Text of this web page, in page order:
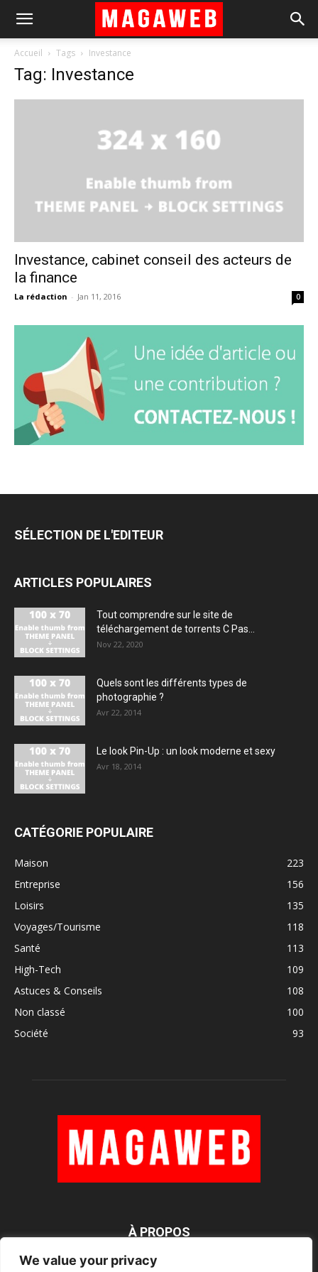
We value your privacy
Accueil Tags Investance
Tag: Investance
Investance, cabinet conseil des acteurs de
la finance
La rédaction - Jan 11, 2016 0
SÉLECTION DE L'EDITEUR
ARTICLES POPULAIRES
Tout comprendre sur le site de
téléchargement de torrents C Pas...
Nov 22, 2020
Quels sont les différents types de
photographie ?
Avr 22, 2014
Le look Pin-Up : un look moderne et sexy
Avr 18, 2014
CATÉGORIE POPULAIRE
Maison
223
Entreprise
156
Loisirs
135
Voyages/Tourisme
118
Santé
113
High-Tech
109
Astuces & Conseils
108
Non classé
100
Société
93
À PROPOS